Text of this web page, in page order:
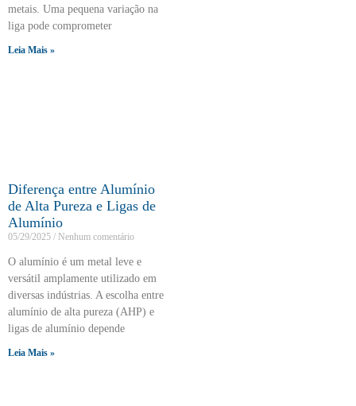
metais. Uma pequena variação na
liga pode comprometer
Leia Mais »
Diferença entre Alumínio
de Alta Pureza e Ligas de
Alumínio
05/29/2025 Nenhum comentário
O alumínio é um metal leve e
versátil amplamente utilizado em
diversas indústrias. A escolha entre
alumínio de alta pureza (AHP) e
ligas de alumínio depende
Leia Mais »